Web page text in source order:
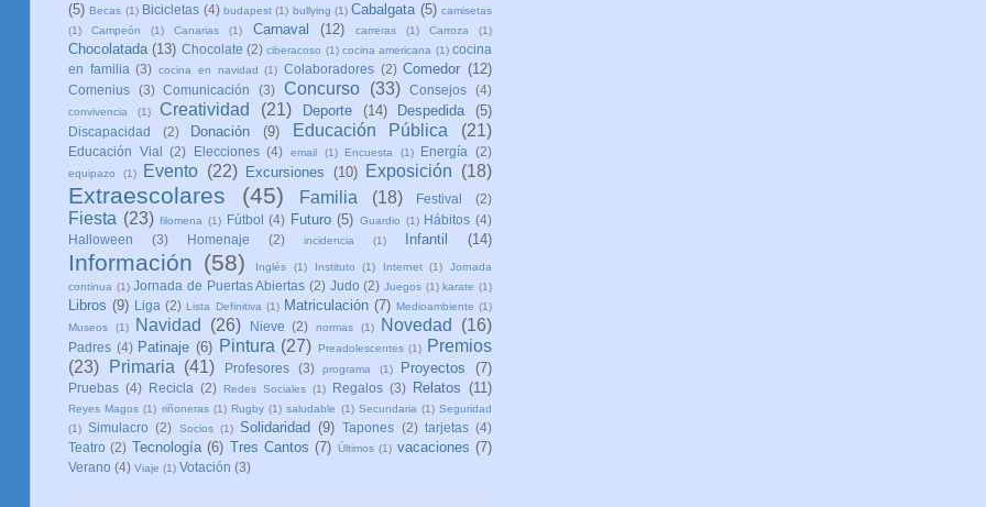
(5) Becas (1) Bicicletas (4) budapest (1) bullying (1) Cabalgata (5) camisetas
(1)
Campeón (1) Canarias (1) Carnaval (12) carreras (1) Carroza (1)
Chocolatada (13) Chocolate (2) ciberacoso (1) cocina americana (1) cocina
en familia (3) cocina en navidad (1) Colaboradores (2) Comedor (12)
Comenius (3) Comunicación (3) Concurso (33) Consejos (4)
convivencia (1) Creatividad (21) Deporte (14) Despedida (5)
Discapacidad (2) Donación (9) Educación Pública (21)
Educación Vial (2) Elecciones (4) email (1) Encuesta (1) Energía (2)
equipazo (1) Evento (22) Excursiones (10) Exposición (18)
Extraescolares (45) Familia (18) Festival (2)
Fiesta (23) filomena (1) Fútbol (4) Futuro (5) Guardio (1) Hábitos (4)
Halloween
(3) Homenaje (2) incidencia (1) Infantil (14)
Información (58) Inglés (1) Instituto (1) Internet (1)
Jornada
continua (1) Jornada de Puertas Abiertas (2) Judo (2) Juegos (1) karate (1)
Libros (9) Liga (2) Lista Definitiva (1) Matriculación (7) Medioambiente (1)
Museos
(1) Navidad (26) Nieve (2) normas (1) Novedad (16)
Padres (4) Patinaje (6) Pintura (27) Preadolescentes (1)
Premios
(23)
Primaria (41) Profesores (3) programa (1) Proyectos (7)
Pruebas (4) Recicla (2) Redes Sociales (1) Regalos (3) Relatos (11)
Reyes Magos (1) riñoneras (1) Rugby (1) saludable (1) Secundaria (1) Seguridad
(1) Simulacro (2) Socios (1) Solidaridad (9) Tapones (2) tarjetas (4)
Teatro (2) Tecnología (6) Tres Cantos (7) Últimos (1) vacaciones (7)
Verano (4) Viaje (1) Votación (3)